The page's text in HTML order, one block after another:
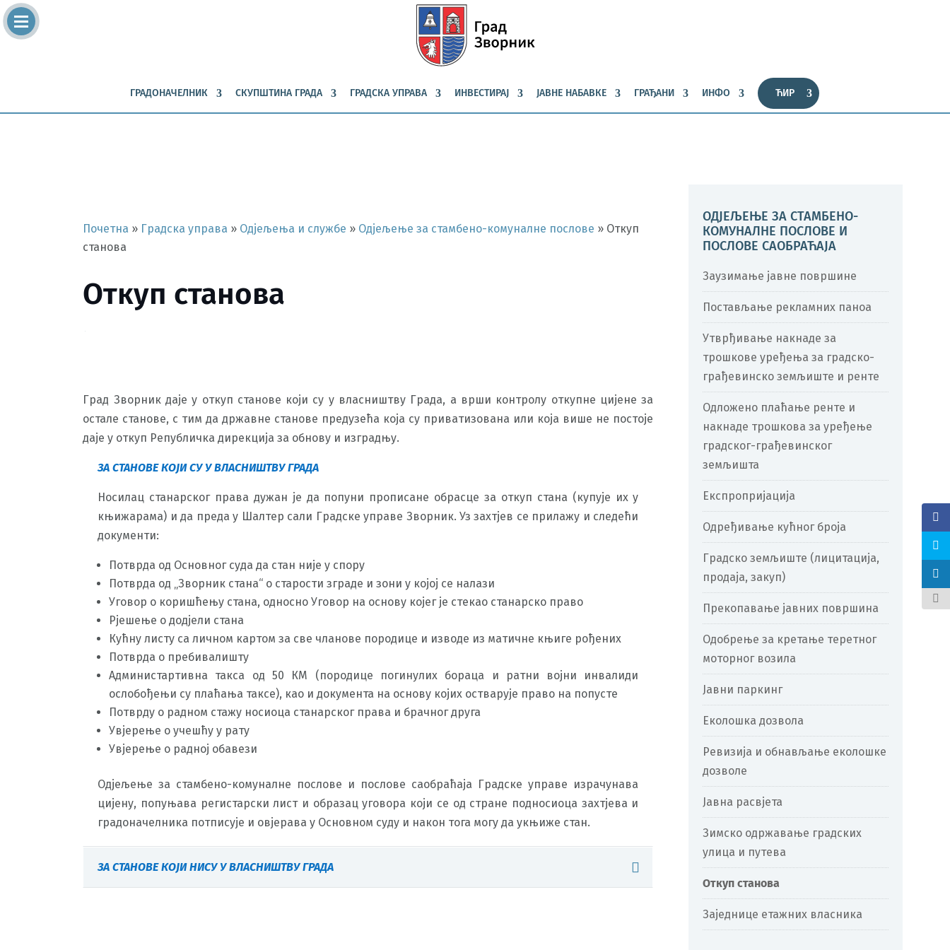
ГРАДОНАЧЕЛНИК СКУПШТИНА ГРАДА ГРАДСКА УПРАВА ИНВЕСТИРАЈ ЈАВНЕ НАБАВКЕ ГРАЂАНИ ИНФО ЋИР
Почетна » Градска управа » Одјељења и службе » Одјељење за стамбено-комуналне послове » Откуп
станова
Откуп станова
Град Зворник даје у откуп станове који су у власништву Града, а врши контролу откупне цијене за
остале станове, с тим да државне станове предузећа која су приватизована или која више не постоје
даје у откуп Републичка дирекција за обнову и изградњу.
ЗА СТАНОВЕ КОЈИ СУ У ВЛАСНИШТВУ ГРАДА
Носилац станарског права дужан је да попуни прописане обрасце за откуп стана (купује их у
књижарама) и да преда у Шалтер сали Градске управе Зворник. Уз захтјев се прилажу и следећи
документи:
Потврда од Основног суда да стан није у спору
Потврда од „Зворник стана“ о старости зграде и зони у којој се налази
Уговор о коришћењу стана, односно Уговор на основу којег је стекао станарско право
Рјешење о додјели стана
Кућну листу са личном картом за све чланове породице и изводе из матичне књиге рођених
Потврда о пребивалишту
Администартивна такса од 50 КМ (породице погинулих бораца и ратни војни инвалиди
ослобођењи су плаћања таксе), као и документа на основу којих остварује право на попусте
Потврду о радном стажу носиоца станарског права и брачног друга
Увјерење о учешћу у рату
Увјерење о радној обавези
Одјељење за стамбено-комуналне послове и послове саобраћаја Градске управе израчунава
цијену, попуњава регистарски лист и образац уговора који се од стране подносиоца захтјева и
градоначелника потписује и овјерава у Основном суду и након тога могу да укњиже стан.
ЗА СТАНОВЕ КОЈИ НИСУ У ВЛАСНИШТВУ ГРАДА
ОДЈЕЉЕЊЕ ЗА СТАМБЕНО-
КОМУНАЛНЕ ПОСЛОВЕ И
ПОСЛОВЕ САОБРАЋАЈА
Заузимање јавне површине
Постављање рекламних паноа
Утврђивање накнаде за
трошкове уређења за градско-
грађевинско земљиште и ренте
Одложено плаћање ренте и
накнаде трошкова за уређење
градског-грађевинског
земљишта
Експропријација
Одређивање кућног броја
Градско земљиште (лицитација,
продаја, закуп)
Прекопавање јавних површина
Одобрење за кретање теретног
моторног возила
Јавни паркинг
Еколошка дозвола
Ревизија и обнављање еколошке
дозволе
Јавна расвјета
Зимско одржавање градских
улица и путева
Откуп станова
Заједнице етажних власника